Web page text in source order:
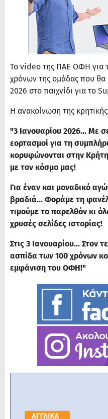
Το video της ΠΑΕ ΟΦΗ για
χρόνων της ομάδας που θα
2026 στο παιχνίδι για το
Η ανακοίνωση της
"3 Ιανουαρίου 2026... Με
εορτασμοί για τη
κορυφώνονται στην
με τον κόσμο μας!
Για έναν και μοναδικό
βραδιά... Φοράμε τη
τιμούμε το παρελθόν κι
χρυσές σελίδες ιστορίας!
Στις 3 Ιανουαρίου... Στον
ασπίδα των 100 χρόνων
εμφάνιση του ΟΦΗ!"